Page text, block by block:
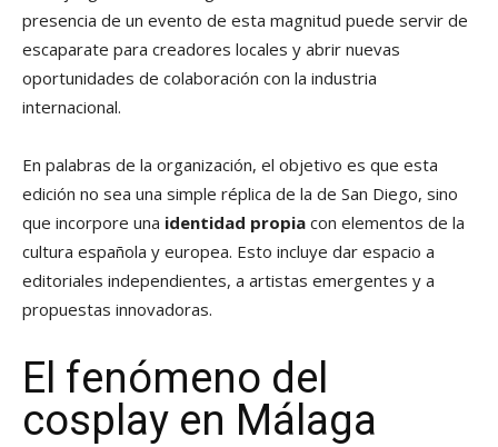
presencia de un evento de esta magnitud puede servir de
escaparate para creadores locales y abrir nuevas
oportunidades de colaboración con la industria
internacional.
En palabras de la organización, el objetivo es que esta
edición no sea una simple réplica de la de San Diego, sino
que incorpore una identidad propia con elementos de la
cultura española y europea. Esto incluye dar espacio a
editoriales independientes, a artistas emergentes y a
propuestas innovadoras.
El fenómeno del
cosplay en Málaga